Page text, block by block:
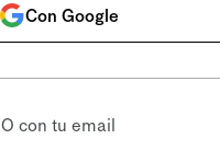
Con Google
O con tu email